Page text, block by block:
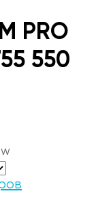
PRO
550